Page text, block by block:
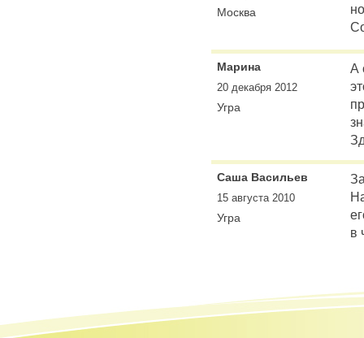
Москва
Марина
20 декабря 2012
Угра
А
Саша Васильев
15 августа 2010
Угра
в